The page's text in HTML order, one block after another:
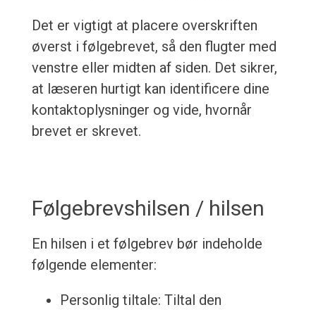
Det er vigtigt at placere overskriften
øverst i følgebrevet, så den flugter med
venstre eller midten af siden. Det sikrer,
at læseren hurtigt kan identificere dine
kontaktoplysninger og vide, hvornår
brevet er skrevet.
Følgebrevshilsen / hilsen
En hilsen i et følgebrev bør indeholde
følgende elementer:
Personlig tiltale: Tiltal den